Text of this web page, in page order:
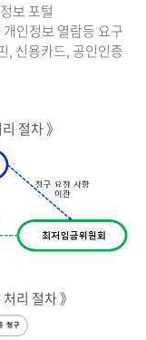
보 포털
인정보 열람등 요구
, 신용카드, 공인인증
절차 》
리 절차 》